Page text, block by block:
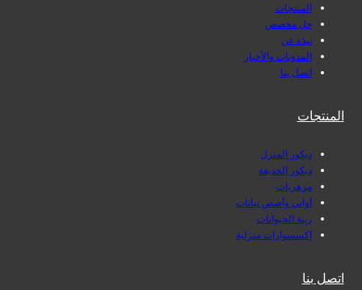
المنتجات
حل مخصص
نبذة عن
المدونات والأخبار
اتصل بنا
المنتجات
ديكور المنزل
ديكور الحديقة
مزهريات
أواني وأصص نباتات
زينة الحيوانات
إكسسوارات منزلية
اتصل بنا